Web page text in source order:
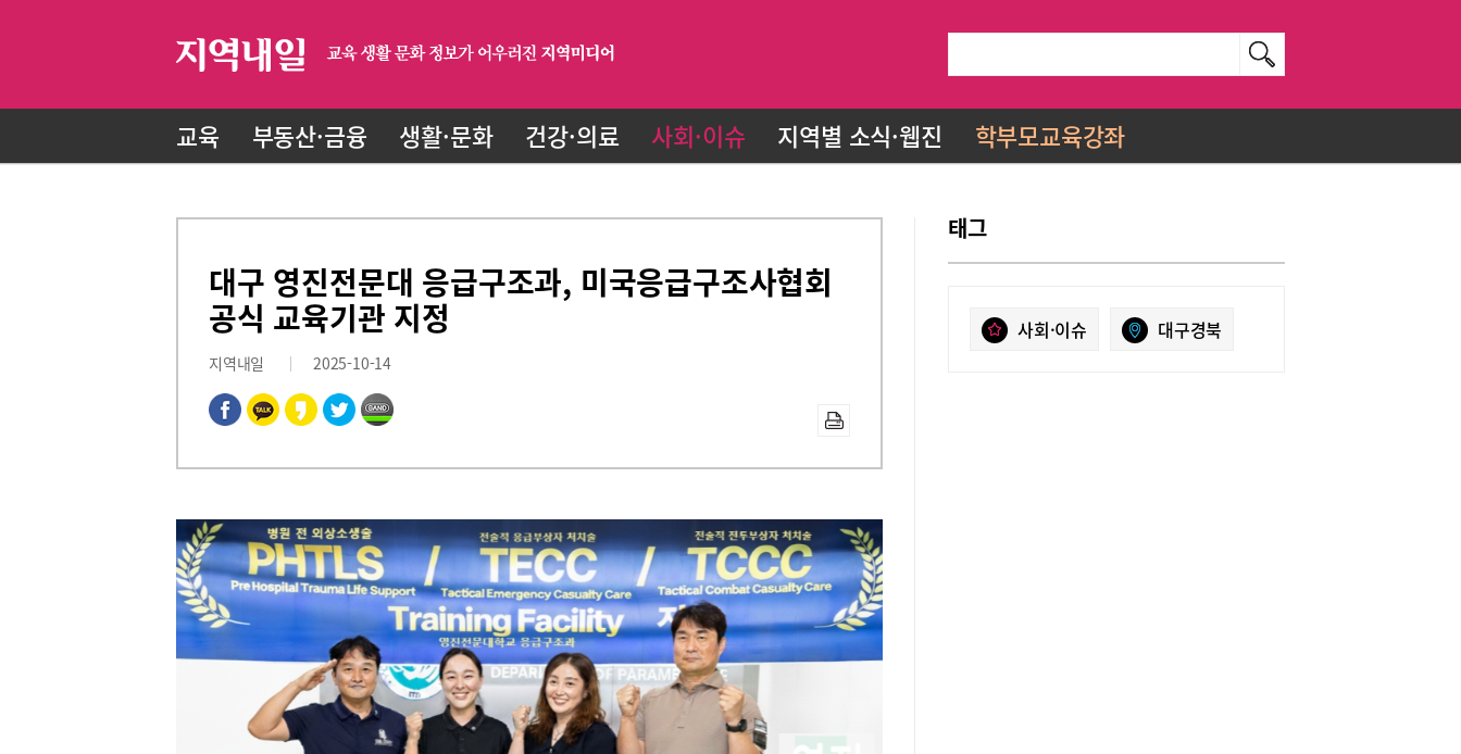
교육 부동산·금융 생활·문화 건강·의료 사회·이슈 지역별 소식·웹진 학부모교육강좌
대구 영진전문대 응급구조과, 미국응급구조사협회
공식 교육기관 지정
지역내일 2025-10-14
태그
사회·이슈 대구경북